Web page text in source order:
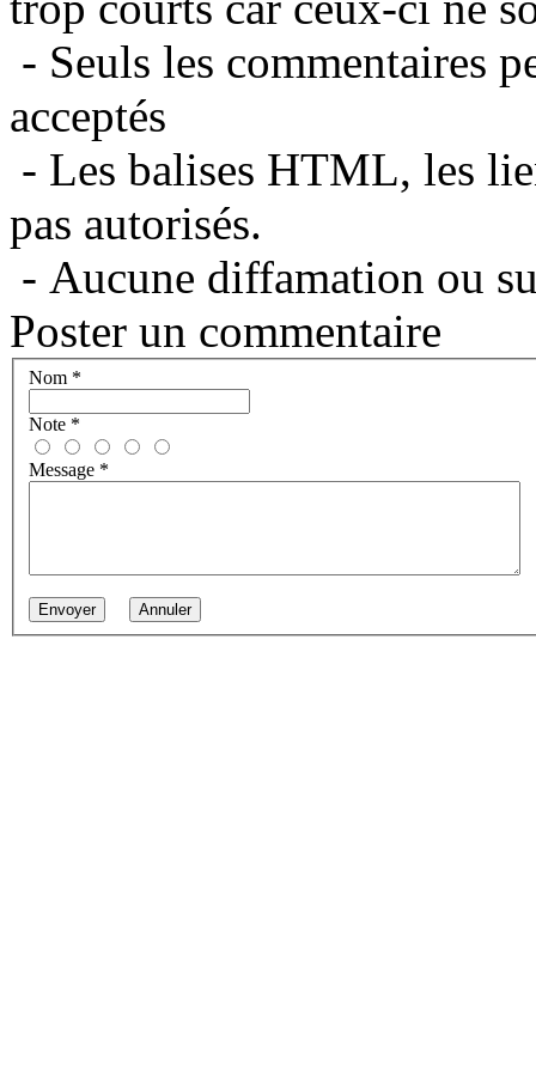
- Seuls les commentaires
acceptés
- Les balises HTML, les
pas autorisés.
- Aucune diffamation ou
Poster un commentaire
Nom *
Note *
Message *